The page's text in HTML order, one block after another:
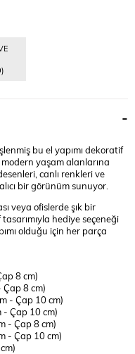
bu el yapımı dekoratif
yaşam alanlarına
canlı renkleri ve
bir görünüm sunuyor.
veya ofislerde şık bir
hediye seçeneği
olduğu için her parça
8 cm)
8 cm)
- Çap 10 cm)
Çap 10 cm)
- Çap 8 cm)
- Çap 10 cm)